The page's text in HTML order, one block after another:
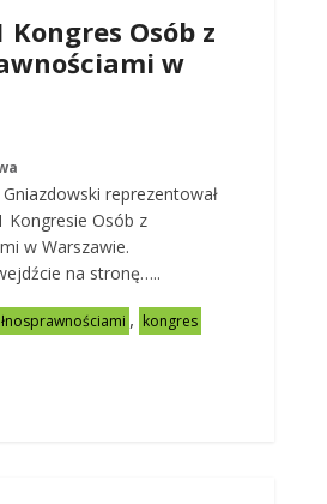
Kongres Osób z
w
reprezentował
Kongresie Osób z
w Warszawie.
na stronę…..
, kongres